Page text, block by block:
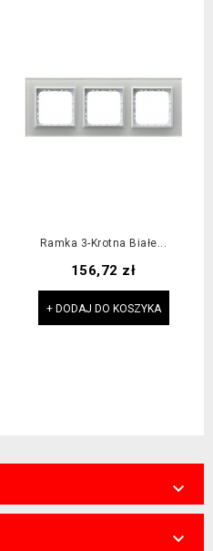
Ramka 3-Krotna Białe...
Cena
156,72 zł
+ DODAJ DO KOSZYKA

